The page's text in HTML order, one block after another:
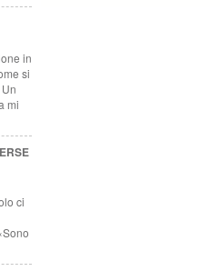
in
si
mi
ci